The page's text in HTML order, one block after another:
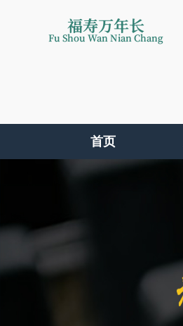
福寿万年长
Fu Shou Wan Nian Chang
首页